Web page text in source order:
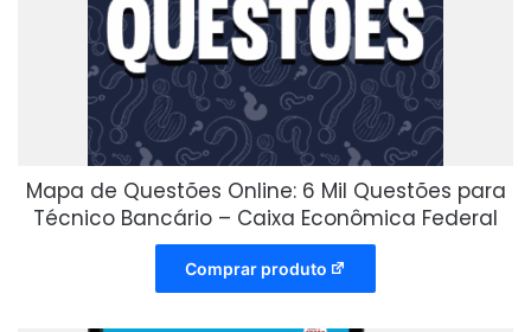
Mapa de Questões Online: 6 Mil Questões para
Técnico Bancário – Caixa Econômica Federal
Comprar produto